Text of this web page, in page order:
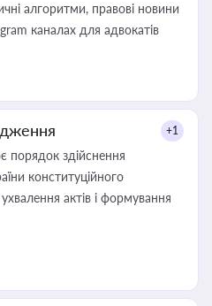
алгоритми, правові новини
каналах для адвокатів
+1
порядок здійснення
конституційного
актів і формування